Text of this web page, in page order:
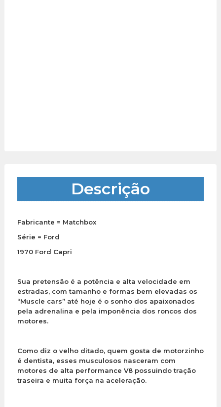
Descrição
Fabricante = Matchbox
Série = Ford
1970 Ford Capri
Sua pretensão é a potência e alta velocidade em
estradas, com tamanho e formas bem elevadas os
“Muscle cars” até hoje é o sonho dos apaixonados
pela adrenalina e pela imponência dos roncos dos
motores.
Como diz o velho ditado, quem gosta de motorzinho
é dentista, esses musculosos nasceram com
motores de alta performance V8 possuindo tração
traseira e muita força na aceleração.